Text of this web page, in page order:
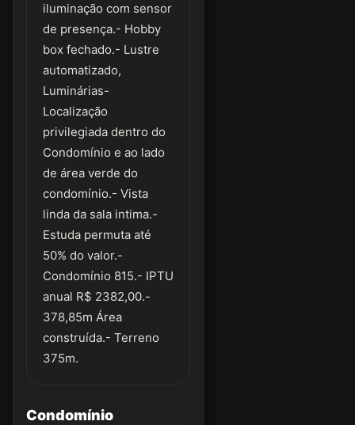
iluminação com sensor
de presença.- Hobby
box fechado.- Lustre
automatizado,
Luminárias-
Localização
privilegiada dentro do
Condomínio e ao lado
de área verde do
condomínio.- Vista
linda da sala intima.-
Estuda permuta até
50% do valor.-
Condomínio 815.- IPTU
anual R$ 2382,00.-
378,85m Área
construída.- Terreno
375m.
Condomínio